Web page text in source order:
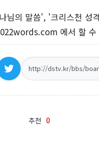
님의 말씀', '크리스천 성
에서 할 수
추천 0